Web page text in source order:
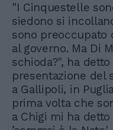
"I Cinquestelle
siedono si
sono preoccupato
al governo. Ma Di
schioda?", ha
presentazione del
a Gallipoli, in
prima volta che
a Chigi mi ha detto